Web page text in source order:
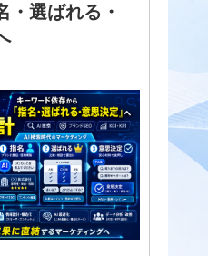
・選ばれる・